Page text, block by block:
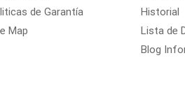
de Garantía
Map
Historial
Lista de
Blog